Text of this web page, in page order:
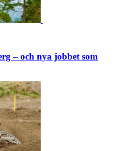
– och nya jobbet som